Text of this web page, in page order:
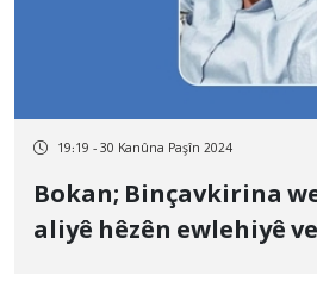
19:19 - 30 Kanûna Paşîn 2024
Bokan; Binçavkirina
aliyê hêzên ewlehiyê ve